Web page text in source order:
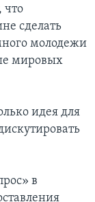
что
сделать
молодежи
мировых
идея для
в